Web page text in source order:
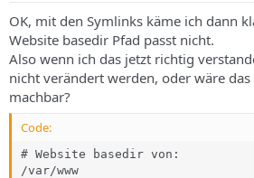
OK, mit den Symlinks käme ich dann
Website basedir Pfad passt nicht.
Also wenn ich das jetzt richtig
nicht verändert werden, oder wäre
machbar?
Code:
# Website basedir von:
/var/www